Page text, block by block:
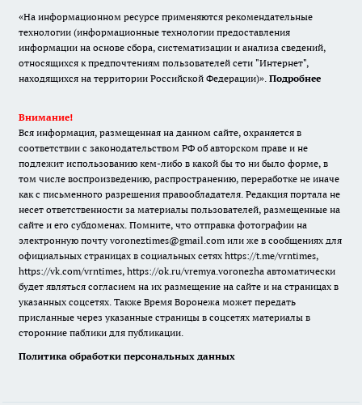
«На информационном ресурсе применяются рекомендательные
технологии (информационные технологии предоставления
информации на основе сбора, систематизации и анализа сведений,
относящихся к предпочтениям пользователей сети "Интернет",
находящихся на территории Российской Федерации)». Подробнее
Внимание!
Вся информация, размещенная на данном сайте, охраняется в
соответствии с законодательством РФ об авторском праве и не
подлежит использованию кем-либо в какой бы то ни было форме, в
том числе воспроизведению, распространению, переработке не иначе
как с письменного разрешения правообладателя. Редакция портала не
несет ответственности за материалы пользователей, размещенные на
сайте и его субдоменах. Помните, что отправка фотографии на
электронную почту voroneztimes@gmail.com или же в сообщениях для
официальных страницах в социальных сетях https://t.me/vrntimes,
https://vk.com/vrntimes, https://ok.ru/vremya.voronezha автоматически
будет являться согласием на их размещение на сайте и на страницах в
указанных соцсетях. Также Время Воронежа может передать
присланные через указанные страницы в соцсетях материалы в
сторонние паблики для публикации.
Политика обработки персональных данных